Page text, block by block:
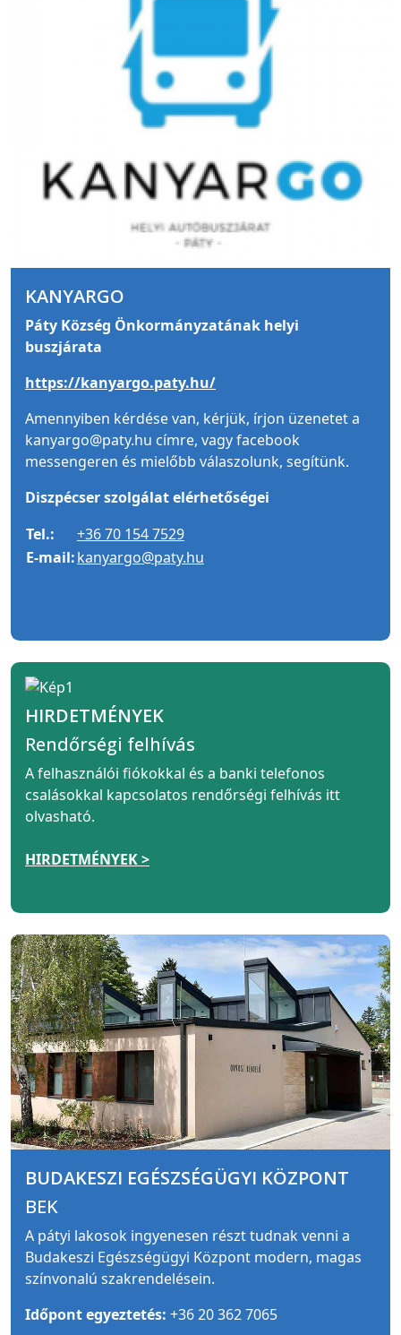
KANYARGO
Páty Község Önkormányzatának helyi
buszjárata
https://kanyargo.paty.hu/
Amennyiben kérdése van, kérjük, írjon üzenetet a
kanyargo@paty.hu címre, vagy facebook
messengeren és mielőbb válaszolunk, segítünk.
Diszpécser szolgálat elérhetőségei
Tel.:
+36 70 154 7529
E-mail:kanyargo@paty.hu
HIRDETMÉNYEK
Rendőrségi felhívás
A felhasználói fiókokkal és a banki telefonos
csalásokkal kapcsolatos rendőrségi felhívás itt
olvasható.
HIRDETMÉNYEK >
BUDAKESZI EGÉSZSÉGÜGYI KÖZPONT
BEK
A pátyi lakosok ingyenesen részt tudnak venni a
Budakeszi Egészségügyi Központ modern, magas
színvonalú szakrendelésein.
Időpont egyeztetés: +36 20 362 7065